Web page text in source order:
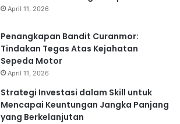
April 11, 2026
Penangkapan Bandit Curanmor:
Tindakan Tegas Atas Kejahatan
Sepeda Motor
April 11, 2026
Strategi Investasi dalam Skill untuk
Mencapai Keuntungan Jangka Panjang
yang Berkelanjutan